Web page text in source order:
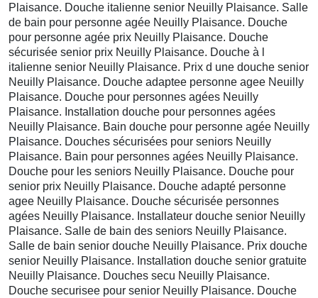
Plaisance. Douche italienne senior Neuilly Plaisance. Salle
de bain pour personne agée Neuilly Plaisance. Douche
pour personne agée prix Neuilly Plaisance. Douche
sécurisée senior prix Neuilly Plaisance. Douche à l
italienne senior Neuilly Plaisance. Prix d une douche senior
Neuilly Plaisance. Douche adaptee personne agee Neuilly
Plaisance. Douche pour personnes agées Neuilly
Plaisance. Installation douche pour personnes agées
Neuilly Plaisance. Bain douche pour personne agée Neuilly
Plaisance. Douches sécurisées pour seniors Neuilly
Plaisance. Bain pour personnes agées Neuilly Plaisance.
Douche pour les seniors Neuilly Plaisance. Douche pour
senior prix Neuilly Plaisance. Douche adapté personne
agee Neuilly Plaisance. Douche sécurisée personnes
agées Neuilly Plaisance. Installateur douche senior Neuilly
Plaisance. Salle de bain des seniors Neuilly Plaisance.
Salle de bain senior douche Neuilly Plaisance. Prix douche
senior Neuilly Plaisance. Installation douche senior gratuite
Neuilly Plaisance. Douches secu Neuilly Plaisance.
Douche securisee pour senior Neuilly Plaisance. Douche